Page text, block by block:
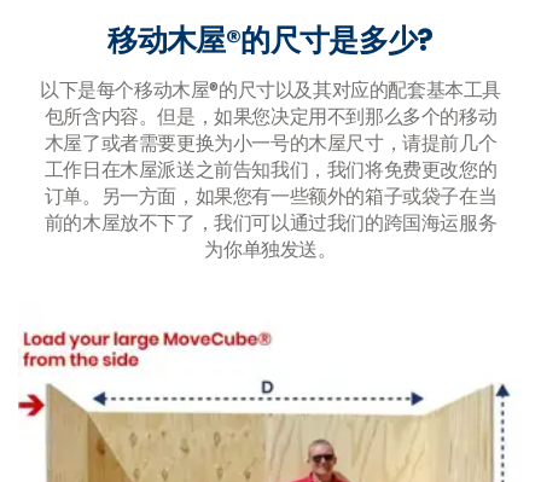
移动木屋®的尺寸是多少?
以下是每个移动木屋®的尺寸以及其对应的配套基本工具
包所含内容。但是，如果您决定用不到那么多个的移动
木屋了或者需要更换为小一号的木屋尺寸，请提前几个
工作日在木屋派送之前告知我们，我们将免费更改您的
订单。另一方面，如果您有一些额外的箱子或袋子在当
前的木屋放不下了，我们可以通过我们的跨国海运服务
为你单独发送。